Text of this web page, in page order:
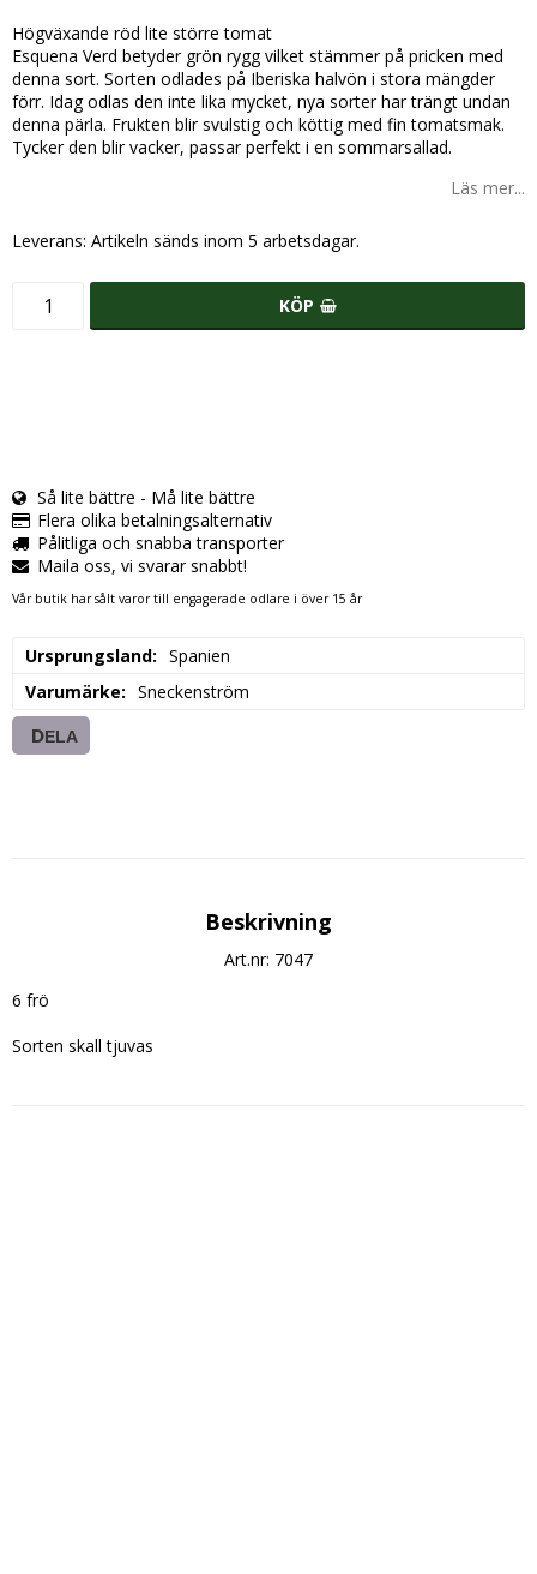
Högväxande röd lite större tomat
Esquena Verd betyder grön rygg vilket stämmer på pricken med
denna sort. Sorten odlades på Iberiska halvön i stora mängder
förr. Idag odlas den inte lika mycket, nya sorter har trängt undan
denna pärla. Frukten blir svulstig och köttig med fin tomatsmak.
Tycker den blir vacker, passar perfekt i en sommarsallad.
Läs mer...
Leverans: Artikeln sänds inom 5 arbetsdagar.
KÖP
Så lite bättre - Må lite bättre
Flera olika betalningsalternativ
Pålitliga och snabba transporter
Maila oss, vi svarar snabbt!
Vår butik har sålt varor till engagerade odlare i över 15 år
Ursprungsland
Spanien
Varumärke
Sneckenström
DELA
Beskrivning
Art.nr: 7047
6 frö
Sorten skall tjuvas